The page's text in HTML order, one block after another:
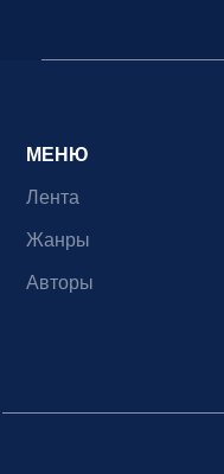
МЕНЮ
Лента
Жанры
Авторы